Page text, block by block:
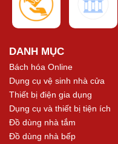
DANH MỤC
Bách hóa Online
Dụng cụ vệ sinh nhà cửa
Thiết bị điện gia dụng
Dụng cụ và thiết bị tiện ích
Đồ dùng nhà tắm
Đồ dùng nhà bếp